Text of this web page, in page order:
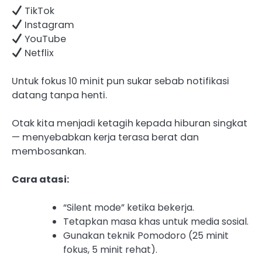
TikTok
Instagram
YouTube
Netflix
Untuk fokus 10 minit pun sukar sebab notifikasi
datang tanpa henti.
Otak kita menjadi ketagih kepada hiburan singkat
— menyebabkan kerja terasa berat dan
membosankan.
Cara atasi:
“Silent mode” ketika bekerja.
Tetapkan masa khas untuk media sosial.
Gunakan teknik Pomodoro (25 minit
fokus, 5 minit rehat).